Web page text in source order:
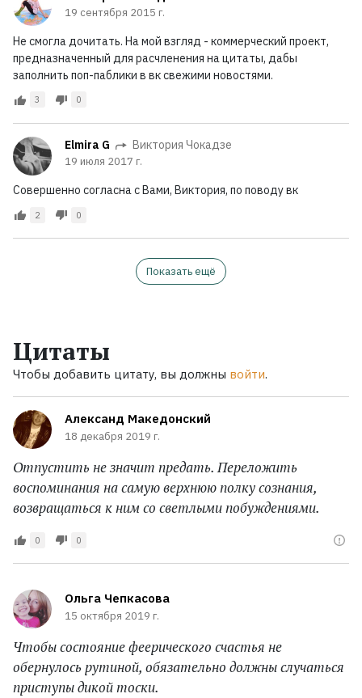
19 сентября 2015 г.
Не смогла дочитать. На мой взгляд - коммерческий проект,
предназначенный для расчленения на цитаты, дабы
заполнить поп-паблики в вк свежими новостями.
3 0
Elmira G Виктория Чокадзе
19 июля 2017 г.
Совершенно согласна с Вами, Виктория, по поводу вк
2 0
Показать ещё
Цитаты
Чтобы добавить цитату, вы должны войти.
Александ Македонский
18 декабря 2019 г.
Отпустить не значит предать. Переложить
воспоминания на самую верхнюю полку сознания,
возвращаться к ним со светлыми побуждениями.
0 0
Ольга Чепкасова
15 октября 2019 г.
Чтобы состояние феерического счастья не
обернулось рутиной, обязательно должны случаться
приступы дикой тоски.